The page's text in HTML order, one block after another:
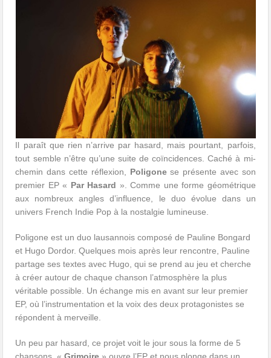
Il paraît que rien n’arrive par hasard, mais pourtant, parfois,
tout semble n’être qu’une suite de coïncidences. Caché à mi-
chemin dans cette réflexion, Poligonese présente avec son
premier EP « Par Hasard ». Comme une forme géométrique
aux nombreux angles d’influence, le duo évolue dans un
univers French Indie Pop à la nostalgie lumineuse.
Poligone est un duo lausannois composé de Pauline Bongard
et Hugo Dordor. Quelques mois après leur rencontre, Pauline
partage ses textes avec Hugo, qui se prend au jeu et cherche
à créer autour de chaque chanson l’atmosphère la plus
véritable possible. Un échange mis en avant sur leur premier
EP, où l’instrumentation et la voix des deux protagonistes se
répondent à merveille.
Un peu par hasard, ce projet voit le jour sous la forme de 5